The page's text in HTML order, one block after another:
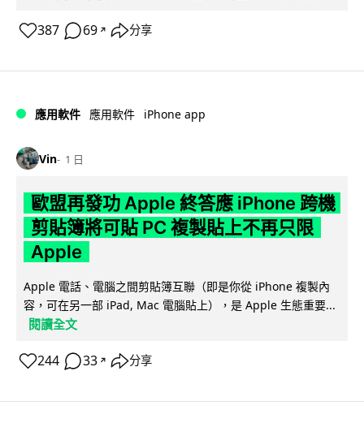
387 69 ↗ 分享
應用軟件 應用軟件 iPhone app
Vin 1 日
歐盟再發功 Apple 終答應 iPhone 跨機
剪貼簿將可貼 PC 複製貼上不再只限
Apple
Apple 電話、電腦之間剪貼簿互聯（即是你從 iPhone 複製內
容，可在另一部 iPad, Mac 電腦貼上），是 Apple 生態重要...
閱讀全文
244 33 ↗ 分享